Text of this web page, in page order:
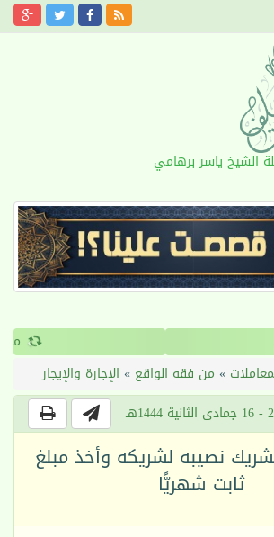
الشيخ ياسر برهامي
›
» من فقه الواقع » الإجارة والإيجار
نصيبه لشريكه وأخذ مبلغ
ثابت شهريًّا